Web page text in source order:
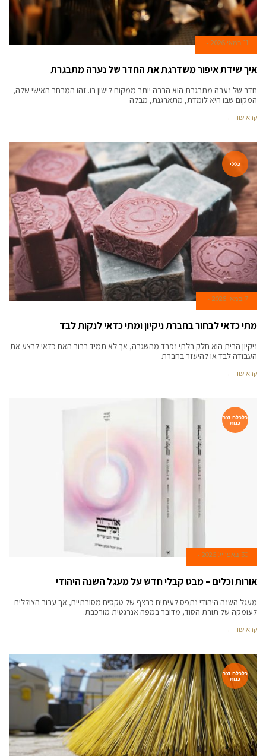
11 במאי 2026
איך שידת איפור משדרגת את החדר של נערה מתבגרת
חדר של נערה מתבגרת הוא הרבה יותר ממקום לישון בו. זהו המרחב האישי שלה,
המקום שבו היא לומדת, מתארגנת, מבלה
קרא עוד ←
כללי
7 במאי 2026
מתי כדאי לבחור בחברת ניקיון ומתי כדאי לנקות לבד
ניקיון הבית הוא חלק בלתי נפרד מהשגרה, אך לא תמיד ברור האם כדאי לבצע את
העבודה לבד או להיעזר בחברת
קרא עוד ←
כלכלה וצר
כנות
30 באפריל 2026
אורות וכלים – מבט קבלי חדש על מעגל השנה היהודי
מעגל השנה היהודי נתפס לעיתים כרצף של טקסים מסורתיים, אך עבור הצוללים
לעומקה של תורת הסוד, מדובר במפה אנרגטית מורכבת.
קרא עוד ←
כלכלה וצר
כנות